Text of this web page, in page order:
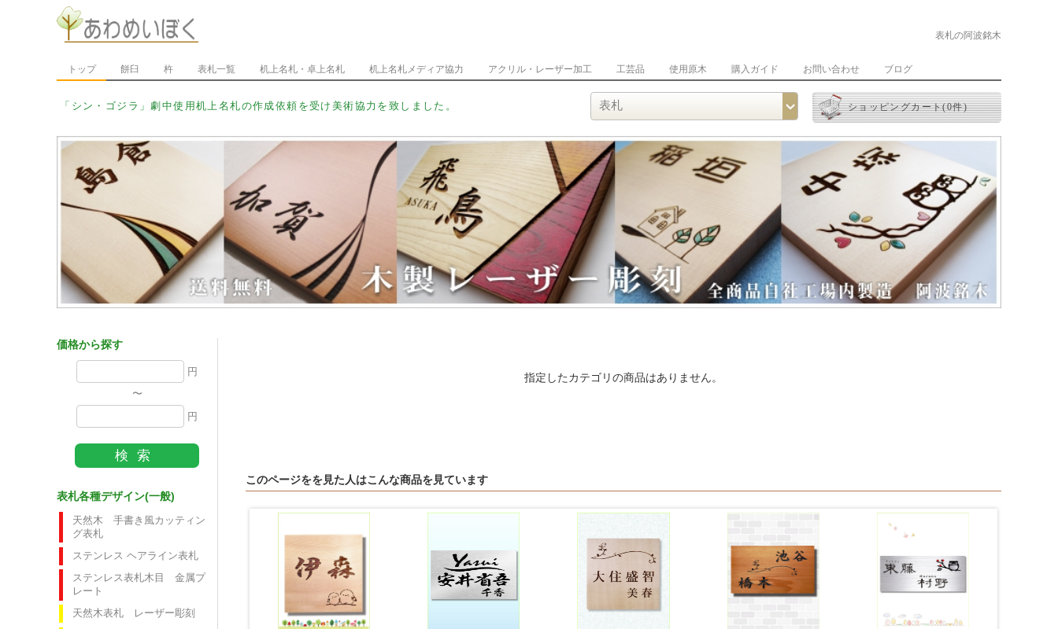
表札の阿波銘木
トップ 餅臼 杵 表札一覧 机上名札・卓上名札 机上名札メディア協力 アクリル・レーザー加工 工芸品 使用原木 購入ガイド お問い合わせ ブログ
「シン・ウ_ ショッピングカート(0件)
価格から探す
円
〜
円
表札各種デザイン(一般)
天然木 手書き風カッティン
グ表札
ステンレス ヘアライン表札
ステンレス表札木目 金属プ
レート
天然木表札 レーザー彫刻
指定したカテゴリの商品はありません。
このページをを見た人はこんな商品を見ています